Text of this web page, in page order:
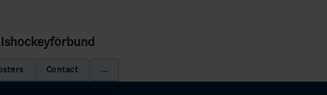
Contact ...